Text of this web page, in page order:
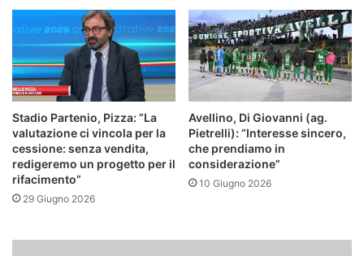
Stadio Partenio, Pizza: “La
valutazione ci vincola per la
cessione: senza vendita,
redigeremo un progetto per il
rifacimento”
29 Giugno 2026
Avellino, Di Giovanni (ag.
Pietrelli): “Interesse sincero,
che prendiamo in
considerazione”
10 Giugno 2026